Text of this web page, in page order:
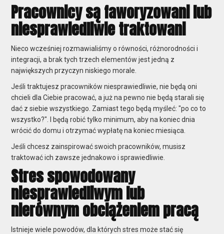
Pracownicy są faworyzowani lub
niesprawiedliwie traktowani
Nieco wcześniej rozmawialiśmy o równości, różnorodności i
integracji, a brak tych trzech elementów jest jedną z
największych przyczyn niskiego morale.
Jeśli traktujesz pracowników niesprawiedliwie, nie będą oni
chcieli dla Ciebie pracować, a już na pewno nie będą starali się
dać z siebie wszystkiego. Zamiast tego będą myśleć: "po co to
wszystko?". I będą robić tylko minimum, aby na koniec dnia
wrócić do domu i otrzymać wypłatę na koniec miesiąca.
Jeśli chcesz zainspirować swoich pracowników, musisz
traktować ich zawsze jednakowo i sprawiedliwie.
Stres spowodowany
niesprawiedliwym lub
nierównym obciążeniem pracą
Istnieje wiele powodów, dla których stres może stać się